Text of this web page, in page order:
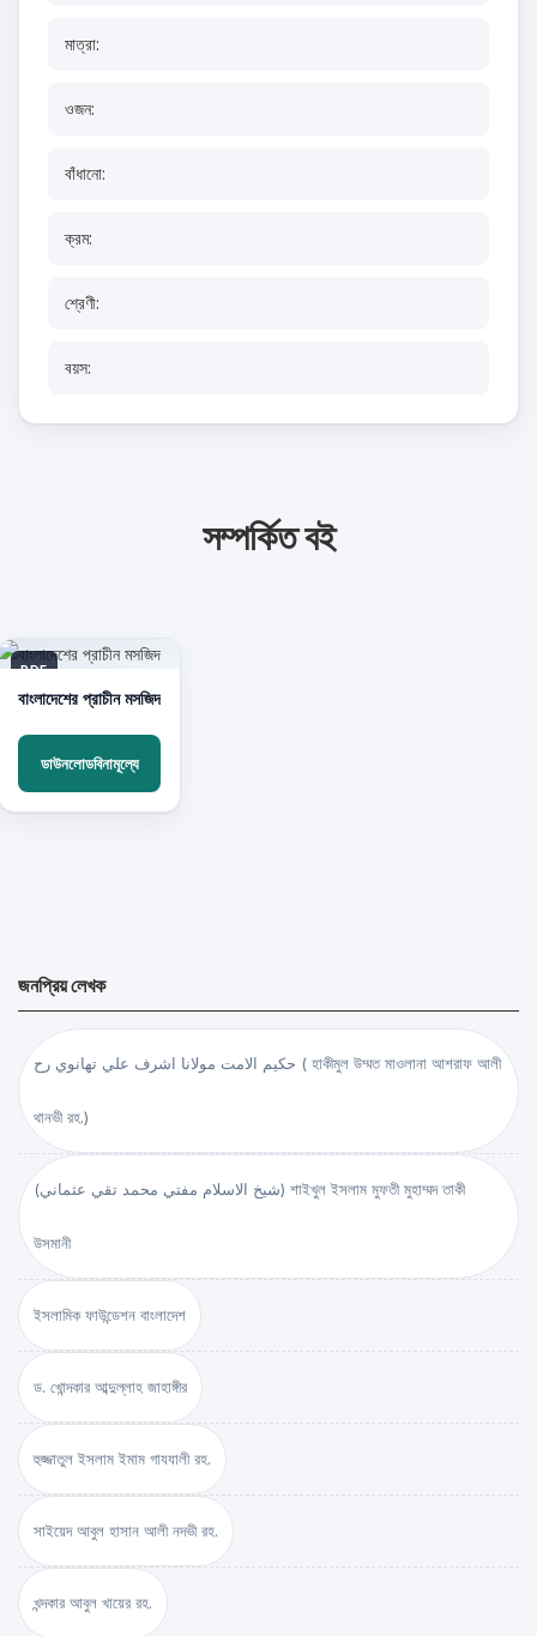
মাত্রা:
ওজন:
বাঁধানো:
ক্রম:
শ্রেণী:
বয়স:
সম্পর্কিত বই
PDF
বাংলাদেশের প্রাচীন মসজিদ
ডাউনলোডবিনামূল্যে
জনপ্রিয় লেখক
حكيم الامت مولانا اشرف علي تهانوي رح ( হাকীমুল উম্মত মাওলানা আশরাফ আলী
থানভী রহ.)
(شيخ الاسلام مفتي محمد تقي عثماني) শাইখুল ইসলাম মুফতী মুহাম্মদ তাকী
উসমানী
ইসলামিক ফাউন্ডেশন বাংলাদেশ
ড. খোন্দকার আব্দুল্লাহ জাহাঙ্গীর
হুজ্জাতুল ইসলাম ইমাম গাযযালী রহ.
সাইয়েদ আবুল হাসান আলী নদভী রহ.
খন্দকার আবুল খায়ের রহ.